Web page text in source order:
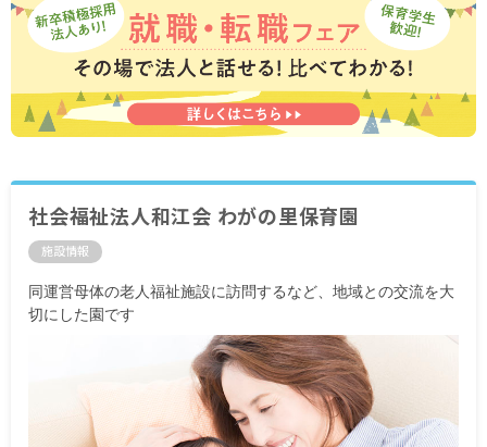
社会福祉法人和江会 わがの里保育園
施設情報
同運営母体の老人福祉施設に訪問するなど、地域との交流を大
切にした園です